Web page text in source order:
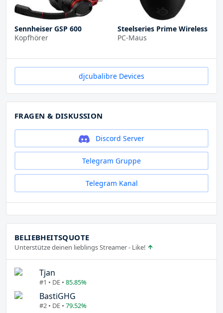
Sennheiser GSP 600
Kopfhörer
Steelseries Prime Wireless
PC-Maus
djcubalibre Devices
FRAGEN & DISKUSSION
Discord Server
Telegram Gruppe
Telegram Kanal
BELIEBHEITSQUOTE
Unterstütze deinen lieblings Streamer - Like!
Tjan
#1 • DE • 85.85%
BastiGHG
#2 • DE • 79.52%